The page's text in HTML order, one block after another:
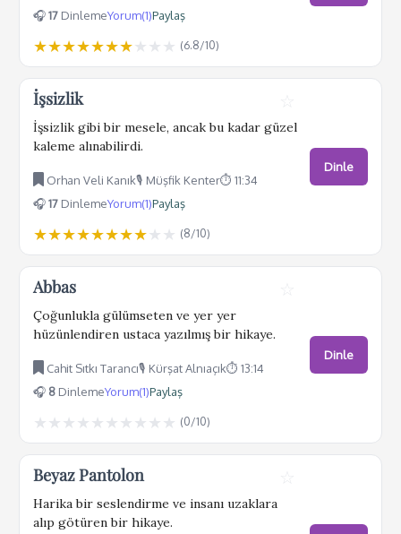
🎧17 DinlemeYorum(1)Paylaş
★★★★★★★★ ★ ★ (6.8/10)
İşsizlik
İşsizlik gibi bir mesele, ancak bu kadar güzel
kaleme alınabilirdi.
Orhan Veli Kanık🎙️ Müşfik Kenter⏱️ 11:34
🎧17 DinlemeYorum(1)Paylaş
★★★★★★★★★ ★ (8/10)
Dinle
Abbas
Çoğunlukla gülümseten ve yer yer
hüzünlendiren ustaca yazılmış bir hikaye.
Cahit Sıtkı Tarancı🎙️ Kürşat Alnıaçık⏱️ 13:14
🎧 8 DinlemeYorum(1)Paylaş
★ ★ ★ ★ ★ ★ ★ ★ ★ ★ (0/10)
Dinle
Beyaz Pantolon
Harika bir seslendirme ve insanı uzaklara
alıp götüren bir hikaye.